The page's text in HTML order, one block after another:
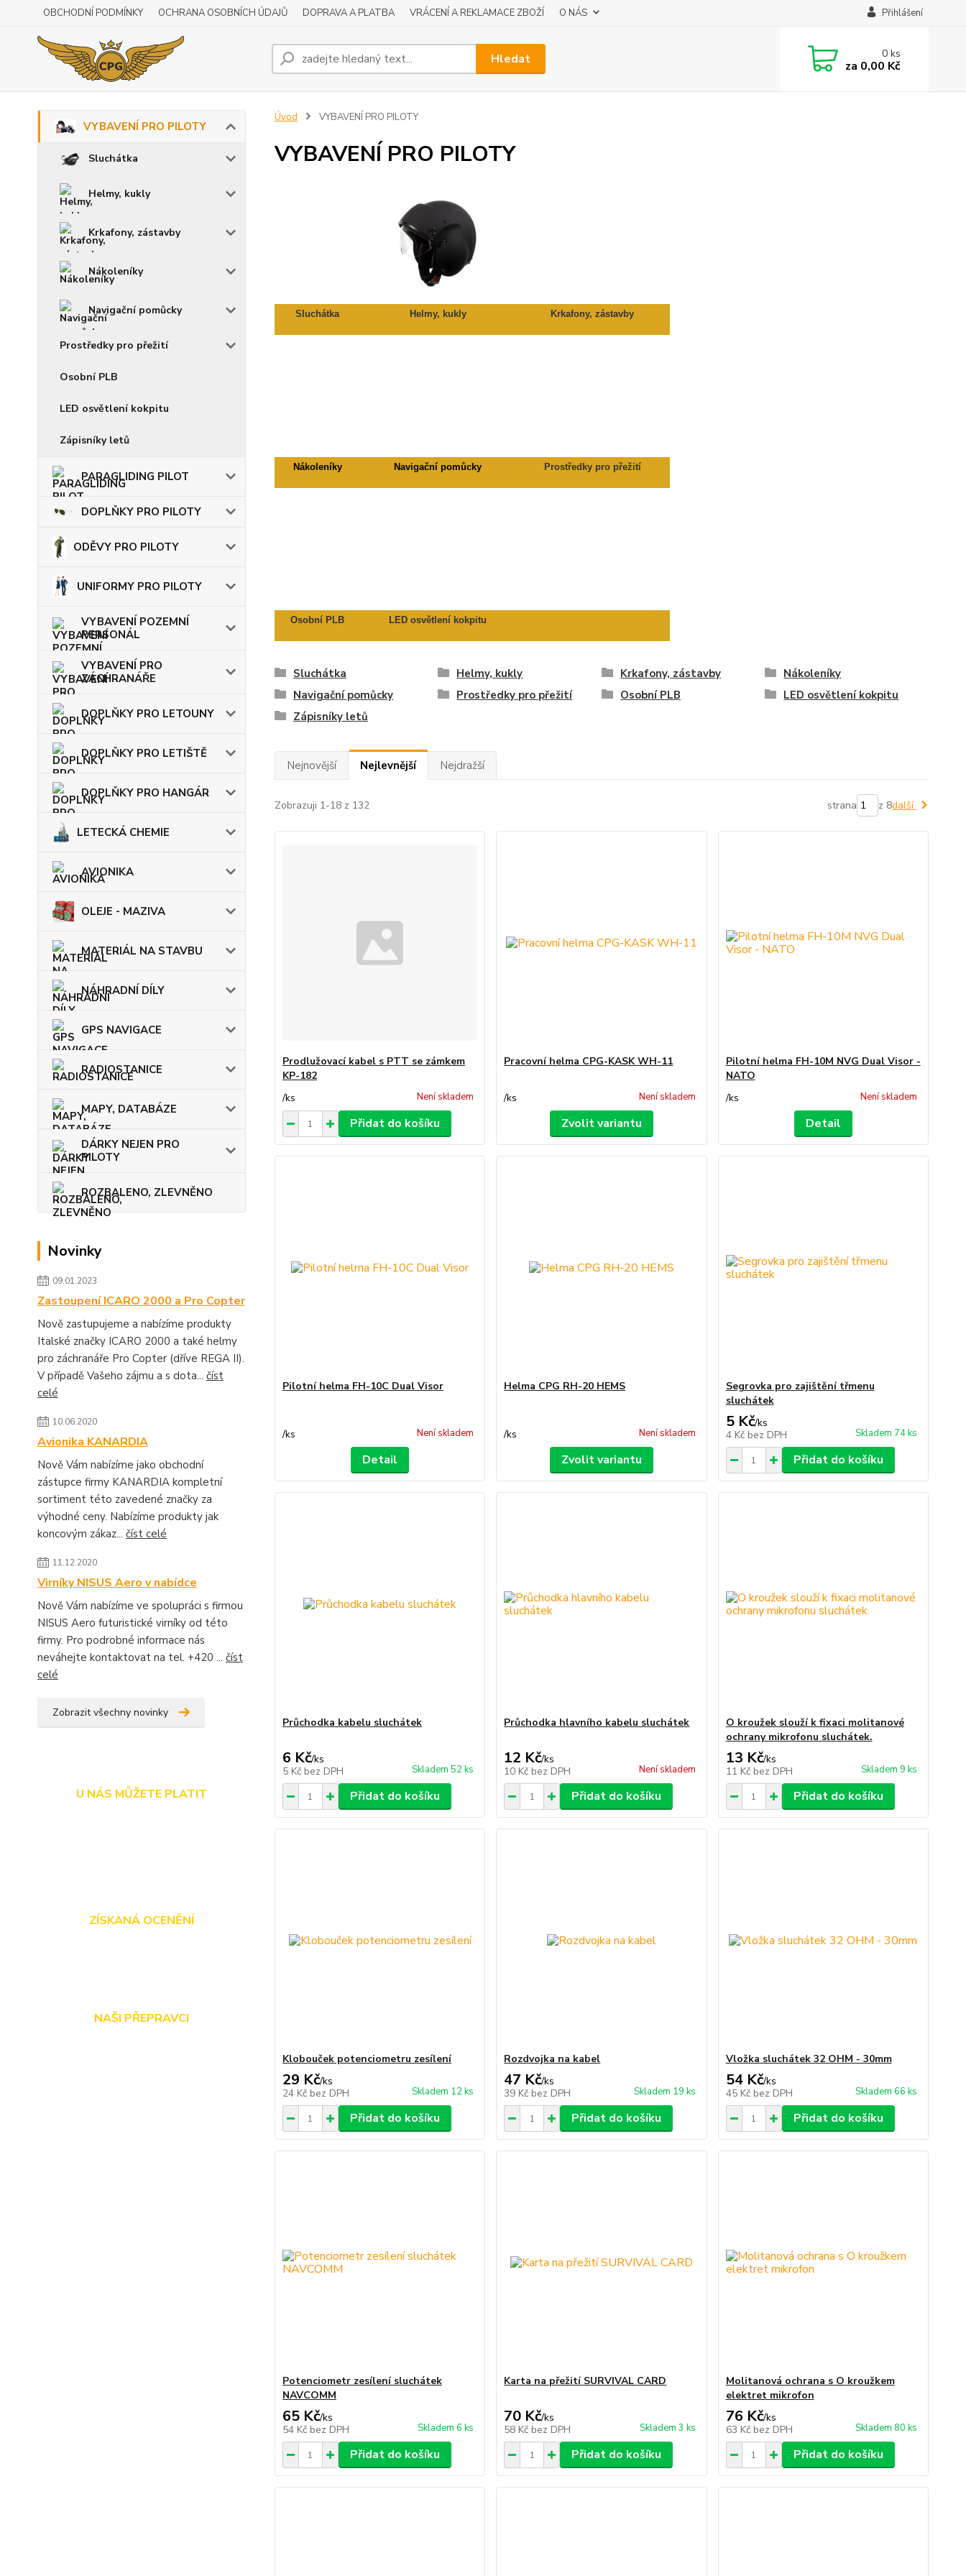
OBCHODNÍ PODMÍNKY OCHRANA OSOBNÍCH ÚDAJŮ DOPRAVA A PLATBA VRÁCENÍ A REKLAMACE ZBOŽÍ O NÁS Přihlášení
Hledat 0ks
za 0,00 Kč
VYBAVENÍ PRO PILOTY
Sluchátka
Helmy, kukly
Krkafony, zástavby
Nákoleníky
Navigační pomůcky
Prostředky pro přežití
Osobní PLB
LED osvětlení kokpitu
Zápisníky letů
PARAGLIDING PILOT
DOPLŇKY PRO PILOTY
ODĚVY PRO PILOTY
UNIFORMY PRO PILOTY
VYBAVENÍ POZEMNÍ
PERSONÁL
VYBAVENÍ PRO
ZÁCHRANÁŘE
DOPLŇKY PRO LETOUNY
DOPLŇKY PRO LETIŠTĚ
DOPLŇKY PRO HANGÁR
LETECKÁ CHEMIE
AVIONIKA
OLEJE - MAZIVA
MATERIÁL NA STAVBU
NÁHRADNÍ DÍLY
GPS NAVIGACE
RADIOSTANICE
MAPY, DATABÁZE
DÁRKY NEJEN PRO
PILOTY
ROZBALENO, ZLEVNĚNO
Novinky
09.01.2023
Zastoupení ICARO 2000 a Pro Copter
Nově zastupujeme a nabízíme produkty
Italské značky ICARO 2000 a také helmy
pro záchranáře Pro Copter (dříve REGA II).
V případě Vašeho zájmu a s dota... číst
celé
10.06.2020
Avionika KANARDIA
Nově Vám nabízíme jako obchodní
zástupce firmy KANARDIA kompletní
sortiment této zavedené značky za
výhodné ceny. Nabízíme produkty jak
koncovým zákaz... číst celé
11.12.2020
Virníky NISUS Aero v nabídce
Nově Vám nabízíme ve spolupráci s firmou
NISUS Aero futuristické virníky od této
firmy. Pro podrobné informace nás
neváhejte kontaktovat na tel. +420 ... číst
celé
Zobrazit všechny novinky
U NÁS MŮŽETE PLATIT
ZÍSKANÁ OCENĚNÍ
NAŠI PŘEPRAVCI
Úvod VYBAVENÍ PRO PILOTY
VYBAVENÍ PRO PILOTY
Sluchátka Helmy, kukly Krkafony, zástavby
Nákoleníky Navigační pomůcky Prostředky pro přežití
Osobní PLB LED osvětlení kokpitu
Sluchátka Helmy, kukly Krkafony, zástavby
Nákoleníky
Navigační pomůcky
Prostředky pro přežití Osobní PLB
LED osvětlení kokpitu
Zápisníky letů
Nejnovější Nejlevnější Nejdražší
Zobrazuji 1-18 z 132 strana z 8další
Prodlužovací kabel s PTT se zámkem
KP-182
/ks Není skladem
Přidat do košíku
Pracovní helma CPG-KASK WH-11
/ks Není skladem
Zvolit variantu
Pilotní helma FH-10M NVG Dual Visor -
NATO
/ks Není skladem
Detail
Pilotní helma FH-10C Dual Visor
/ks Není skladem
Detail
Helma CPG RH-20 HEMS
/ks Není skladem
Zvolit variantu
Segrovka pro zajištění třmenu
sluchátek
5 Kč/ks
4 Kč bez DPH Skladem 74 ks
Přidat do košíku
Průchodka kabelu sluchátek
6 Kč/ks
5 Kč bez DPH Skladem 52 ks
Přidat do košíku
Průchodka hlavního kabelu sluchátek
12 Kč/ks
10 Kč bez DPH Není skladem
Přidat do košíku
O kroužek slouží k fixaci molitanové
ochrany mikrofonu sluchátek.
13 Kč/ks
11 Kč bez DPH Skladem 9 ks
Přidat do košíku
Klobouček potenciometru zesílení
29 Kč/ks
24 Kč bez DPH Skladem 12 ks
Přidat do košíku
Rozdvojka na kabel
47 Kč/ks
39 Kč bez DPH Skladem 19 ks
Přidat do košíku
Vložka sluchátek 32 OHM - 30mm
54 Kč/ks
45 Kč bez DPH Skladem 66 ks
Přidat do košíku
Potenciometr zesílení sluchátek
NAVCOMM
65 Kč/ks
54 Kč bez DPH Skladem 6 ks
Přidat do košíku
Karta na přežití SURVIVAL CARD
70 Kč/ks
58 Kč bez DPH Skladem 3 ks
Přidat do košíku
Molitanová ochrana s O kroužkem
elektret mikrofon
76 Kč/ks
63 Kč bez DPH Skladem 80 ks
Přidat do košíku